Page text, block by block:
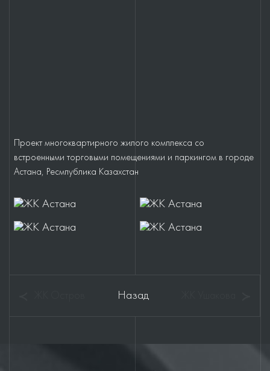
Проект многоквартирного жилого комплекса со
встроенными торговыми помещениями и паркингом в городе
Астана, Ресмпублика Казахстан
Назад